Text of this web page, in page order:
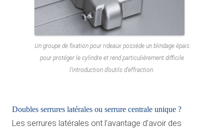
Un groupe de fixation pour rideaux possède un blindage épais
pour protéger le cylindre et rend particulièrement difficile
l’introduction d’outils d’effraction.
Doubles serrures latérales ou serrure centrale unique ?
Les serrures latérales ont l’avantage d’avoir des